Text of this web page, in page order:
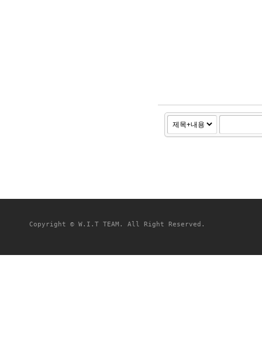
Copyright © W.I.T TEAM. All Right Reserved.